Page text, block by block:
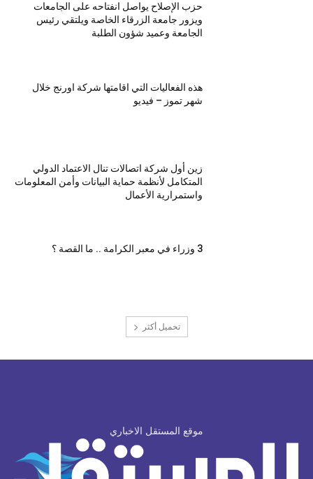
حزب الإصلاح يواصل انفتاحه على الجامعات
ويزور جامعة الزرقاء الخاصة ويلتقي رئيس
الجامعة وعميد شؤون الطلبة
هذه الفعاليات التي اقامتها شركة اورنج خلال
شهر تموز – فيديو
زين أول شركة اتصالات تنال الاعتماد الدولي
المتكامل لأنظمة حماية البيانات وأمن المعلومات
واستمرارية الأعمال
3 وزراء في معبر الكرامة .. ما القصة ؟
تحميل أكثر
موقع المستقل الاخباري